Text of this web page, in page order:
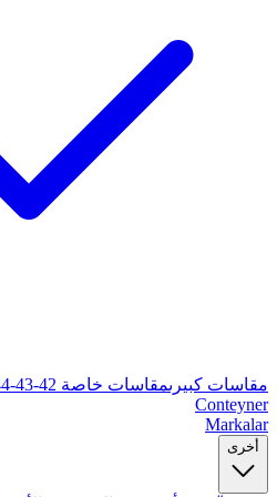
خاص 38-39-40 Special 41-42